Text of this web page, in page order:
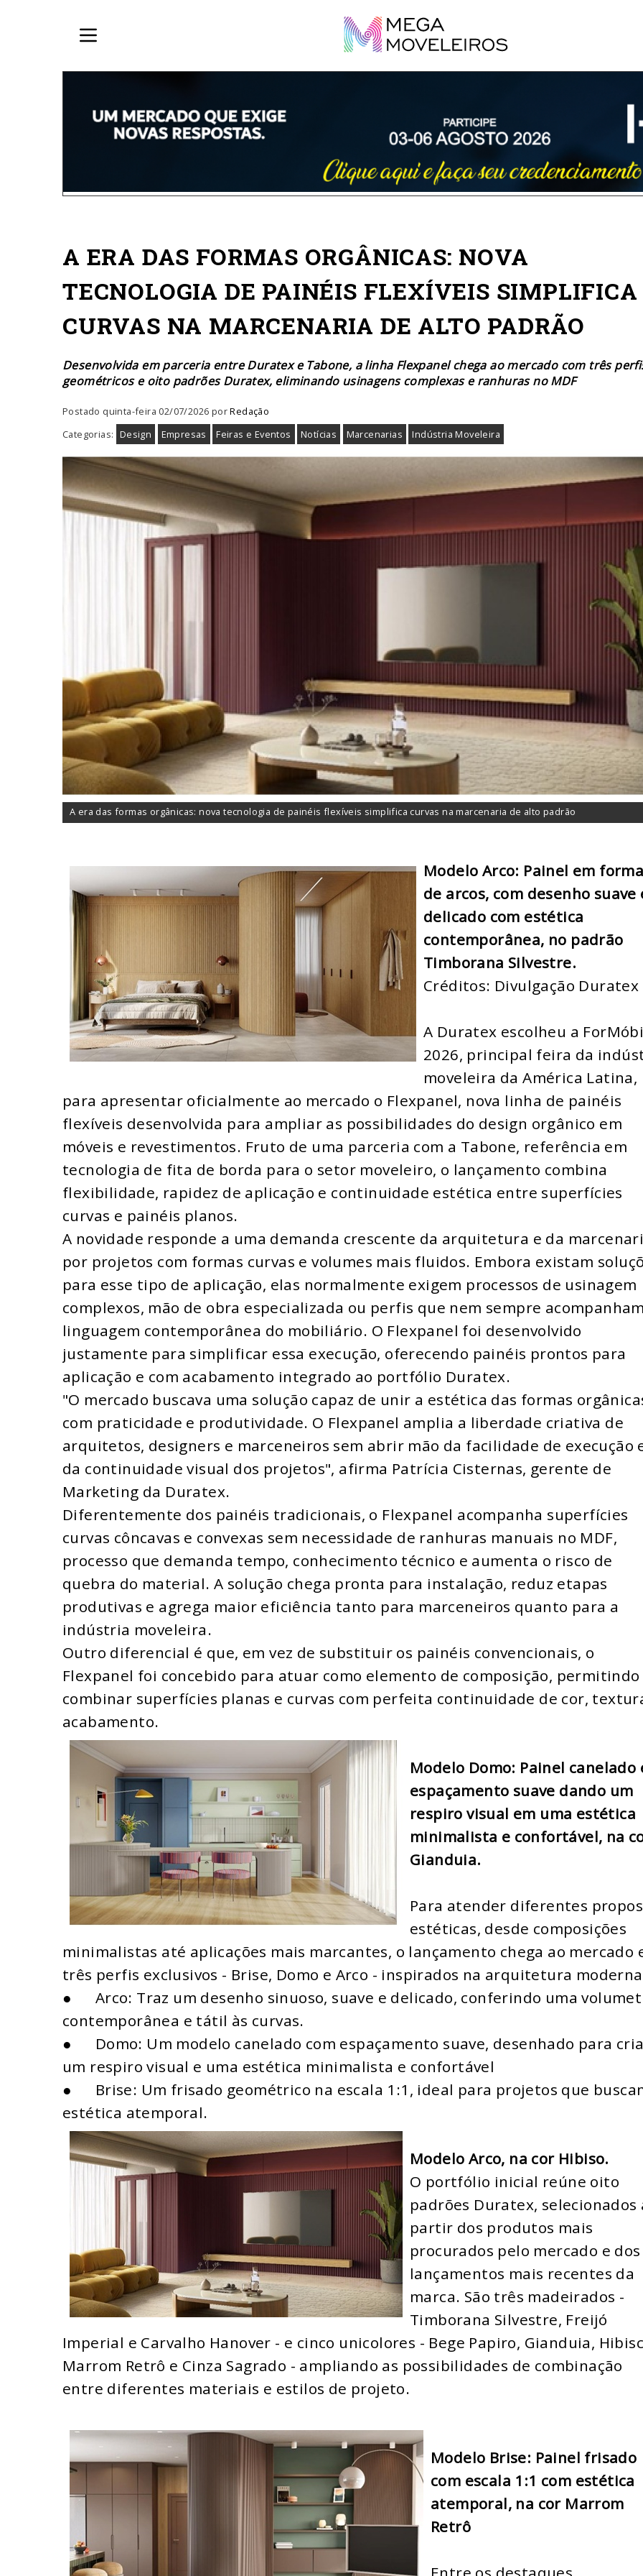
A ERA DAS FORMAS ORGÂNICAS: NOVA
TECNOLOGIA DE PAINÉIS FLEXÍVEIS SIMPLIFICA
CURVAS NA MARCENARIA DE ALTO PADRÃO
Desenvolvida em parceria entre Duratex e Tabone, a linha Flexpanel chega ao mercado com três
geométricos e oito padrões Duratex, eliminando usinagens complexas e ranhuras no MDF
Postado quinta-feira 02/07/2026 porRedação
Categorias: Design Empresas Feiras e Eventos Notícias Marcenarias Indústria Moveleira
A era das formas orgânicas: nova tecnologia de painéis flexíveis simplifica curvas na marcenaria de alto padrão
Modelo Arco: Painel em
de arcos, com desenho suave
delicado com estética
contemporânea, no padrão
Timborana Silvestre.
Créditos: Divulgação Duratex
A Duratex escolheu a
2026, principal feira da
moveleira da América Latina,
para apresentar oficialmente ao mercado o Flexpanel, nova linha de painéis
flexíveis desenvolvida para ampliar as possibilidades do design orgânico em
móveis e revestimentos. Fruto de uma parceria com a Tabone, referência em
tecnologia de fita de borda para o setor moveleiro, o lançamento combina
flexibilidade, rapidez de aplicação e continuidade estética entre superfícies
curvas e painéis planos.
A novidade responde a uma demanda crescente da arquitetura e da
por projetos com formas curvas e volumes mais fluidos. Embora existam
para esse tipo de aplicação, elas normalmente exigem processos de usinagem
complexos, mão de obra especializada ou perfis que nem sempre
linguagem contemporânea do mobiliário. O Flexpanel foi desenvolvido
justamente para simplificar essa execução, oferecendo painéis prontos para
aplicação e com acabamento integrado ao portfólio Duratex.
"O mercado buscava uma solução capaz de unir a estética das formas
com praticidade e produtividade. O Flexpanel amplia a liberdade criativa de
arquitetos, designers e marceneiros sem abrir mão da facilidade de execução
da continuidade visual dos projetos", afirma Patrícia Cisternas, gerente de
Marketing da Duratex.
Diferentemente dos painéis tradicionais, o Flexpanel acompanha superfícies
curvas côncavas e convexas sem necessidade de ranhuras manuais no MDF,
processo que demanda tempo, conhecimento técnico e aumenta o risco de
quebra do material. A solução chega pronta para instalação, reduz etapas
produtivas e agrega maior eficiência tanto para marceneiros quanto para a
indústria moveleira.
Outro diferencial é que, em vez de substituir os painéis convencionais, o
Flexpanel foi concebido para atuar como elemento de composição, permitindo
combinar superfícies planas e curvas com perfeita continuidade de cor,
acabamento.
Modelo Domo: Painel canelado
espaçamento suave dando um
respiro visual em uma estética
minimalista e confortável, na
Gianduia.
Para atender diferentes
estéticas, desde composições
minimalistas até aplicações mais marcantes, o lançamento chega ao mercado
três perfis exclusivos - Brise, Domo e Arco - inspirados na arquitetura
● Arco: Traz um desenho sinuoso, suave e delicado, conferindo uma
contemporânea e tátil às curvas.
● Domo: Um modelo canelado com espaçamento suave, desenhado para
um respiro visual e uma estética minimalista e confortável
● Brise: Um frisado geométrico na escala 1:1, ideal para projetos que
estética atemporal.
Modelo Arco, na cor Hibiso.
O portfólio inicial reúne oito
padrões Duratex, selecionados
partir dos produtos mais
procurados pelo mercado e dos
lançamentos mais recentes da
marca. São três madeirados -
Timborana Silvestre, Freijó
Imperial e Carvalho Hanover - e cinco unicolores - Bege Papiro, Gianduia,
Marrom Retrô e Cinza Sagrado - ampliando as possibilidades de combinação
entre diferentes materiais e estilos de projeto.
Modelo Brise: Painel frisado
com escala 1:1 com estética
atemporal, na cor Marrom
Retrô